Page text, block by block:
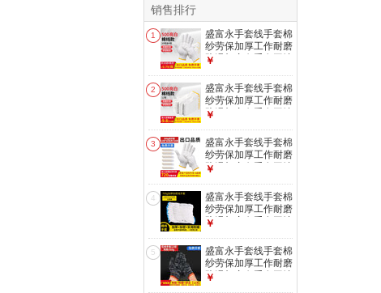
销售排行
1
盛富永手套线手套棉
纱劳保加厚工作耐磨
防滑加密白手套工地
发 【两包划算】
（500g棉线）24双
￥
2
盛富永手套线手套棉
纱劳保加厚工作耐磨
防滑加密白手套工地
发 【单包钜惠】
（500g棉线）12双
￥
3
盛富永手套线手套棉
纱劳保加厚工作耐磨
防滑加密白手套工地
发 【出口品质 大客
户专享】（500gA级
棉）720双
￥
4
盛富永手套线手套棉
纱劳保加厚工作耐磨
防滑加密白手套工地
发 【白手套】
（700g加厚加密）
12双
￥
5
盛富永手套线手套棉
纱劳保加厚工作耐磨
防滑加密白手套工地
￥